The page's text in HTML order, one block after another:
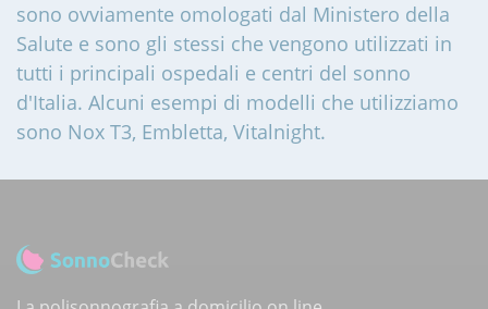
sono ovviamente omologati dal Ministero della
Salute e sono gli stessi che vengono utilizzati in
tutti i principali ospedali e centri del sonno
d'Italia. Alcuni esempi di modelli che utilizziamo
sono Nox T3, Embletta, Vitalnight.